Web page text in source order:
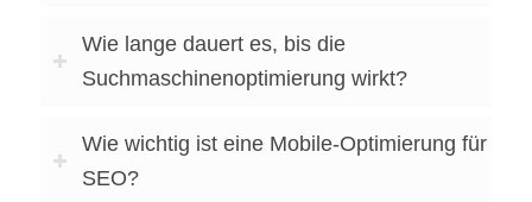
Wie lange dauert es, bis die
Suchmaschinenoptimierung wirkt?
Wie wichtig ist eine Mobile-Optimierung für
SEO?